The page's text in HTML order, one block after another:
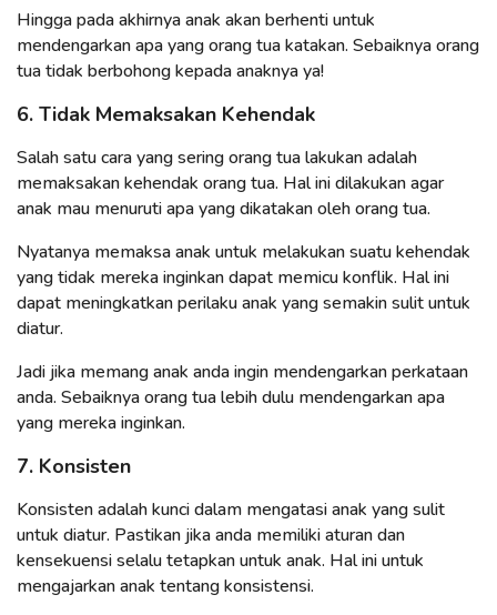
Hingga pada akhirnya anak akan berhenti untuk
mendengarkan apa yang orang tua katakan. Sebaiknya orang
tua tidak berbohong kepada anaknya ya!
6. Tidak Memaksakan Kehendak
Salah satu cara yang sering orang tua lakukan adalah
memaksakan kehendak orang tua. Hal ini dilakukan agar
anak mau menuruti apa yang dikatakan oleh orang tua.
Nyatanya memaksa anak untuk melakukan suatu kehendak
yang tidak mereka inginkan dapat memicu konflik. Hal ini
dapat meningkatkan perilaku anak yang semakin sulit untuk
diatur.
Jadi jika memang anak anda ingin mendengarkan perkataan
anda. Sebaiknya orang tua lebih dulu mendengarkan apa
yang mereka inginkan.
7. Konsisten
Konsisten adalah kunci dalam mengatasi anak yang sulit
untuk diatur. Pastikan jika anda memiliki aturan dan
kensekuensi selalu tetapkan untuk anak. Hal ini untuk
mengajarkan anak tentang konsistensi.